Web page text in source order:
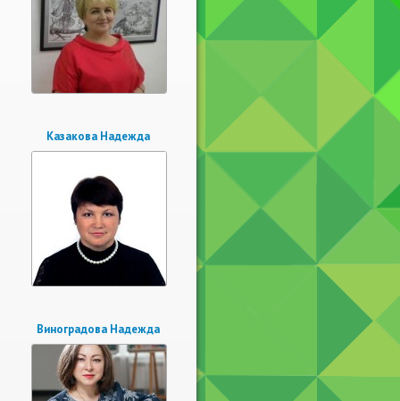
Казакова Надежда
Виноградова Надежда